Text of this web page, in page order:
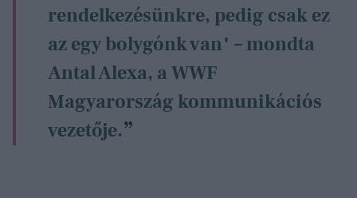
rendelkezésünkre, pedig csak ez
az egy bolygónk van" – mondta
Antal Alexa, a WWF
Magyarország kommunikációs
vezetője.